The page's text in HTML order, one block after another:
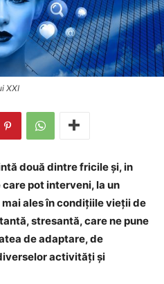
XXI
două dintre fricile şi, in
pot interveni, la un
ales în condiţiile vieţii de
stresantă, care ne pune
de adaptare, de
activităţi şi